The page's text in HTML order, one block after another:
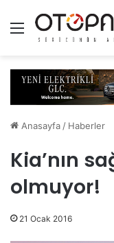
Menü
Anasayfa / Haberler
Kia’nın
olmuyor!
21 Ocak 2016